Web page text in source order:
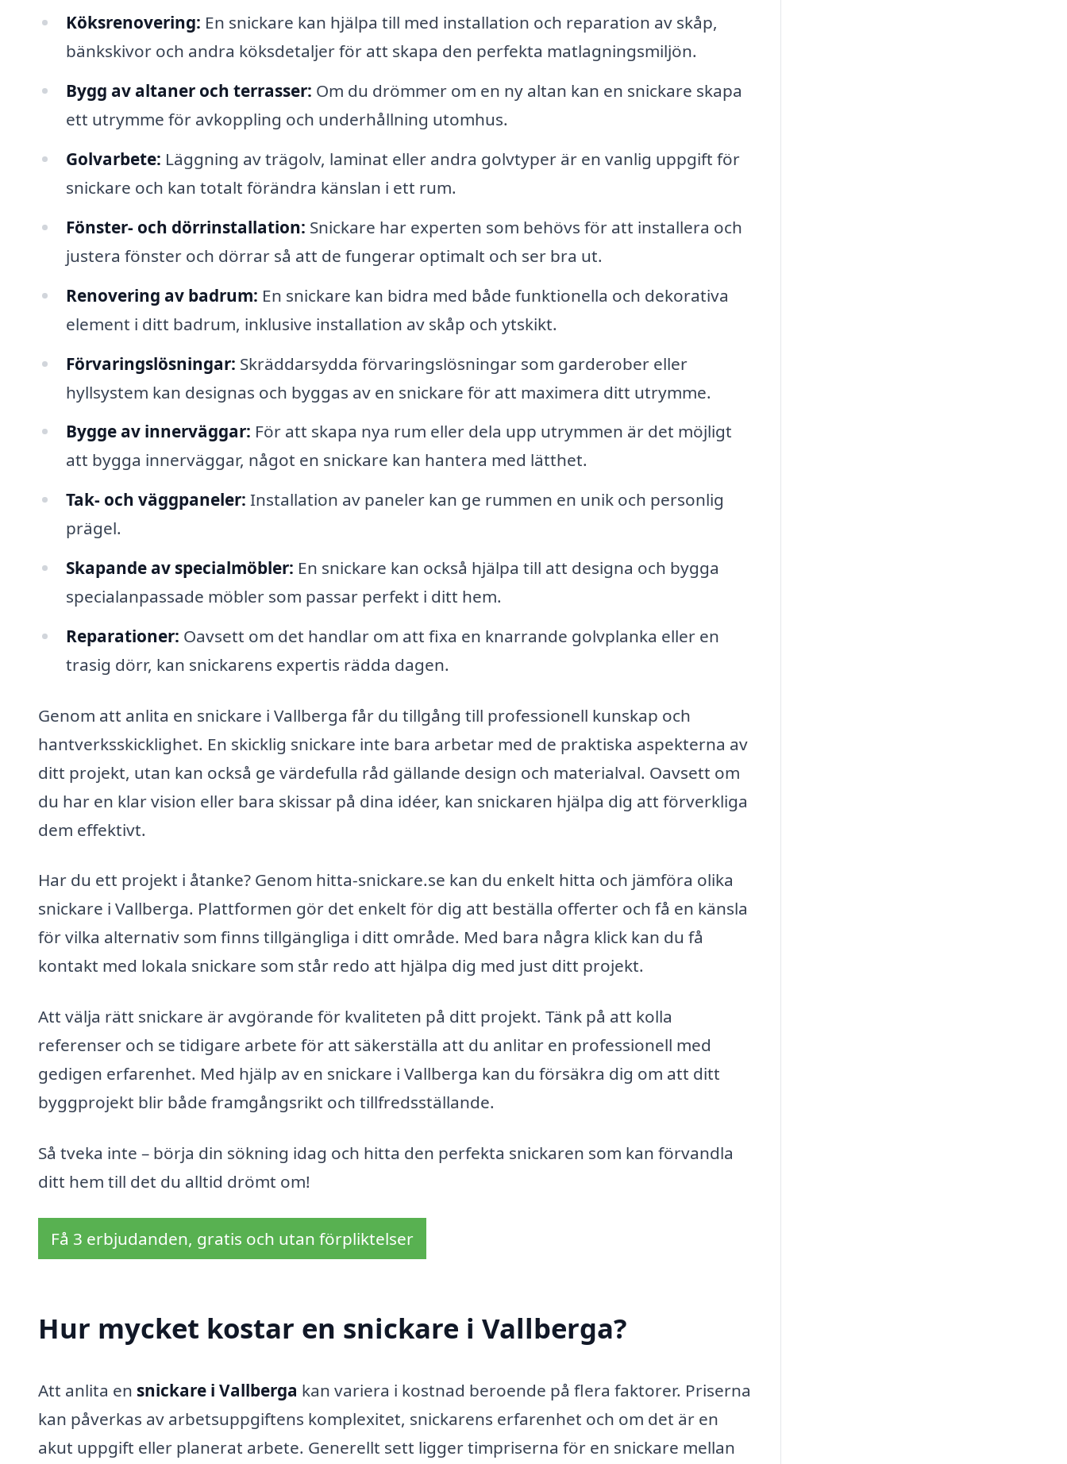
Köksrenovering: En snickare kan hjälpa till med installation och reparation av skåp,
bänkskivor och andra köksdetaljer för att skapa den perfekta matlagningsmiljön.
Bygg av altaner och terrasser: Om du drömmer om en ny altan kan en snickare skapa
ett utrymme för avkoppling och underhållning utomhus.
Golvarbete: Läggning av trägolv, laminat eller andra golvtyper är en vanlig uppgift för
snickare och kan totalt förändra känslan i ett rum.
Fönster- och dörrinstallation: Snickare har experten som behövs för att installera och
justera fönster och dörrar så att de fungerar optimalt och ser bra ut.
Renovering av badrum: En snickare kan bidra med både funktionella och dekorativa
element i ditt badrum, inklusive installation av skåp och ytskikt.
Förvaringslösningar: Skräddarsydda förvaringslösningar som garderober eller
hyllsystem kan designas och byggas av en snickare för att maximera ditt utrymme.
Bygge av innerväggar: För att skapa nya rum eller dela upp utrymmen är det möjligt
att bygga innerväggar, något en snickare kan hantera med lätthet.
Tak- och väggpaneler: Installation av paneler kan ge rummen en unik och personlig
prägel.
Skapande av specialmöbler: En snickare kan också hjälpa till att designa och bygga
specialanpassade möbler som passar perfekt i ditt hem.
Reparationer: Oavsett om det handlar om att fixa en knarrande golvplanka eller en
trasig dörr, kan snickarens expertis rädda dagen.
Genom att anlita en snickare i Vallberga får du tillgång till professionell kunskap och
hantverksskicklighet. En skicklig snickare inte bara arbetar med de praktiska aspekterna av
ditt projekt, utan kan också ge värdefulla råd gällande design och materialval. Oavsett om
du har en klar vision eller bara skissar på dina idéer, kan snickaren hjälpa dig att förverkliga
dem effektivt.
Har du ett projekt i åtanke? Genom hitta-snickare.se kan du enkelt hitta och jämföra olika
snickare i Vallberga. Plattformen gör det enkelt för dig att beställa offerter och få en känsla
för vilka alternativ som finns tillgängliga i ditt område. Med bara några klick kan du få
kontakt med lokala snickare som står redo att hjälpa dig med just ditt projekt.
Att välja rätt snickare är avgörande för kvaliteten på ditt projekt. Tänk på att kolla
referenser och se tidigare arbete för att säkerställa att du anlitar en professionell med
gedigen erfarenhet. Med hjälp av en snickare i Vallberga kan du försäkra dig om att ditt
byggprojekt blir både framgångsrikt och tillfredsställande.
Så tveka inte – börja din sökning idag och hitta den perfekta snickaren som kan förvandla
ditt hem till det du alltid drömt om!
Få 3 erbjudanden, gratis och utan förpliktelser
Hur mycket kostar en snickare i Vallberga?
Att anlita en snickare i Vallberga kan variera i kostnad beroende på flera faktorer. Priserna
kan påverkas av arbetsuppgiftens komplexitet, snickarens erfarenhet och om det är en
akut uppgift eller planerat arbete. Generellt sett ligger timpriserna för en snickare mellan